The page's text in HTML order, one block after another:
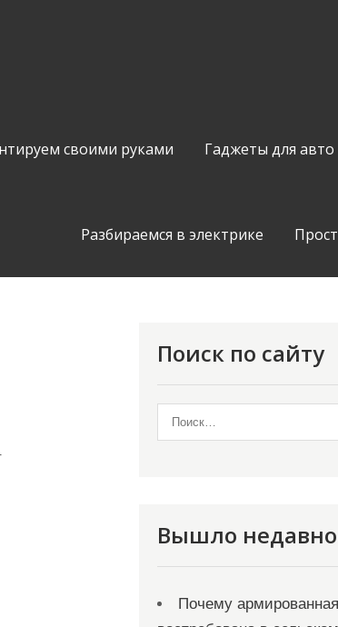
своими руками Гаджеты для
Разбираемся в электрике
Поиск по сайту
Вышло недавно
Почему